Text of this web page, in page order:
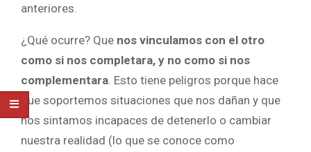
anteriores.
¿Qué ocurre? Que nos vinculamos con el otro
como si nos completara, y no como si nos
complementara . Esto tiene peligros porque hace
que soportemos situaciones que nos dañan y que
nos sintamos incapaces de detenerlo o cambiar
nuestra realidad (lo que se conoce como